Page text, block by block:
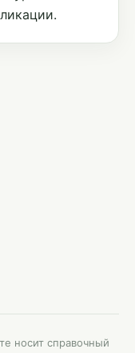
носит справочный